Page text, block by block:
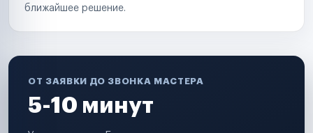
ближайшее решение.
ОТ ЗАЯВКИ ДО ЗВОНКА МАСТЕРА
5-10 минут